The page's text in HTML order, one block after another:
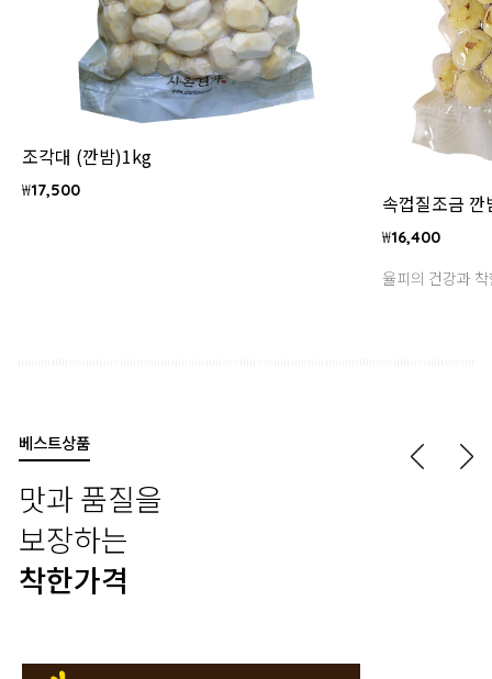
조각대 (깐밤)1kg
₩17,500 속껍질조금
₩16,400
율피의 건강과
베스트상품
맛과 품질을
보장하는
착한가격